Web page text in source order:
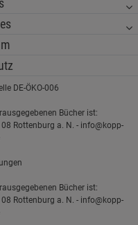
DE-ÖKO-006
Bücher ist:
Rottenburg a. N. - info@kopp-
Bücher ist:
Rottenburg a. N. - info@kopp-